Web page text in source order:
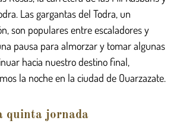
Las gargantas del Todra, un
son populares entre escaladores y
pausa para almorzar y tomar algunas
hacia nuestro destino final,
la noche en la ciudad de Ouarzazate.
quinta jornada